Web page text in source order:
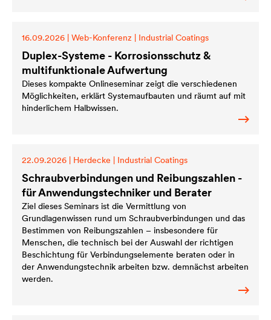
16.09.2026 | Web-Konferenz | Industrial Coatings
Duplex-Systeme - Korrosionsschutz &
multifunktionale Aufwertung
Dieses kompakte Onlineseminar zeigt die verschiedenen
Möglichkeiten, erklärt Systemaufbauten und räumt auf mit
hinderlichem Halbwissen.
22.09.2026 | Herdecke | Industrial Coatings
Schraubverbindungen und Reibungszahlen -
für Anwendungstechniker und Berater
Ziel dieses Seminars ist die Vermittlung von
Grundlagenwissen rund um Schraubverbindungen und das
Bestimmen von Reibungszahlen – insbesondere für
Menschen, die technisch bei der Auswahl der richtigen
Beschichtung für Verbindungselemente beraten oder in
der Anwendungstechnik arbeiten bzw. demnächst arbeiten
werden.